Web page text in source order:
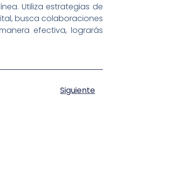
Utiliza estrategias de
busca colaboraciones
efectiva, lograrás
Siguiente